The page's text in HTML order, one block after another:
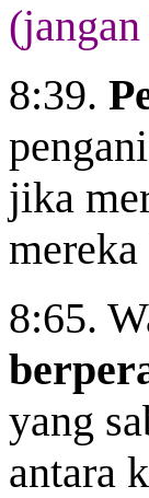
8:39.
jika
mereka
8:65.
yang
antara